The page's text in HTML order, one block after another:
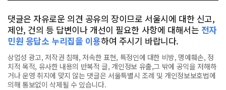
댓글은 자유로운 의견 공유의 장이므로 서울시에 대한 신고,
제안, 건의 등 답변이나 개선이 필요한 사항에 대해서는 전자
민원 응답소 누리집을 이용하여 주시기 바랍니다.
상업성 광고, 저작권 침해, 저속한 표현, 특정인에 대한 비방, 명예훼손, 정
치적 목적, 유사한 내용의 반복적 글, 개인정보 유출,그 밖에 공익을 저해하
거나 운영 취지에 맞지 않는 댓글은 서울특별시 조례 및 개인정보보호법에
의해 통보없이 삭제될 수 있습니다.